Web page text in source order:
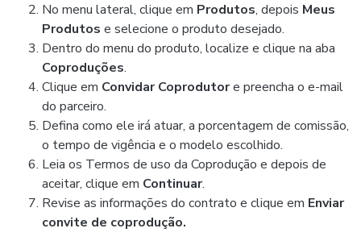
No menu lateral, clique em Produtos, depois Meus
Produtos e selecione o produto desejado.
Dentro do menu do produto, localize e clique na aba
Coproduções.
Clique em Convidar Coprodutore preencha o e-mail
do parceiro.
Defina como ele irá atuar, a porcentagem de comissão,
o tempo de vigência e o modelo escolhido.
Leia os Termos de uso da Coprodução e depois de
aceitar, clique em Continuar.
Revise as informações do contrato e clique em Enviar
convite de coprodução.